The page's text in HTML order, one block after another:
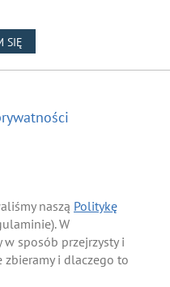
SIĘ
naszą Politykę
W
sposób przejrzysty i
i dlaczego to